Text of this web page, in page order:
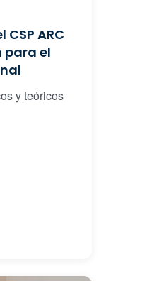
ARC
para el
y teóricos